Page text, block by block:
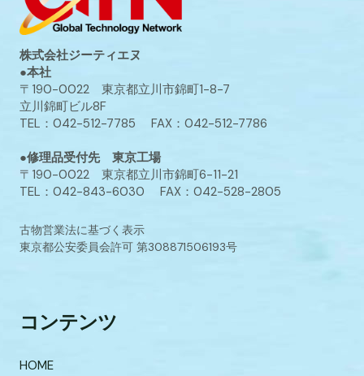
株式会社ジーティエヌ
●本社
〒190-0022 東京都立川市錦町1-8-7
立川錦町ビル8F
TEL：042-512-7785 FAX：042-512-7786
●修理品受付先 東京工場
〒190-0022 東京都立川市錦町6-11-21
TEL：042-843-6030 FAX：042-528-2805
古物営業法に基づく表示
東京都公安委員会許可 第308871506193号
コンテンツ
HOME